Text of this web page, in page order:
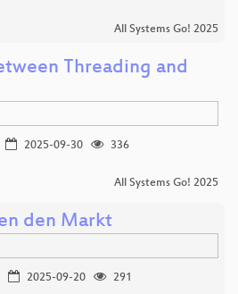
All Systems Go! 2025
Threading and
2025-09-30
336
All Systems Go! 2025
den Markt
2025-09-20
291